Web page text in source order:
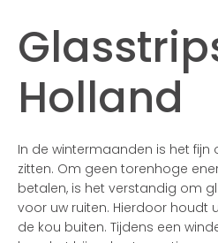
Holland
In de wintermaanden is het fijn
zitten. Om geen torenhoge
betalen, is het verstandig om
voor uw ruiten. Hierdoor houdt
de kou buiten. Tijdens een